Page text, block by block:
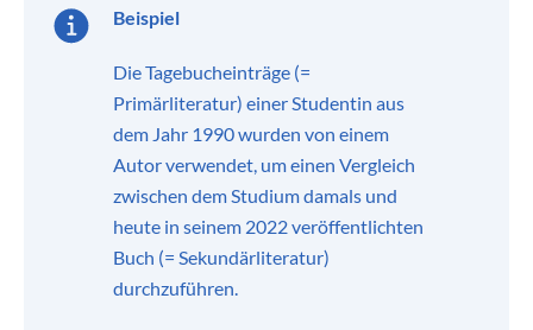
Beispiel
Die Tagebucheinträge (=
Primärliteratur) einer Studentin aus
dem Jahr 1990 wurden von einem
Autor verwendet, um einen Vergleich
zwischen dem Studium damals und
heute in seinem 2022 veröffentlichten
Buch (= Sekundärliteratur)
durchzuführen.